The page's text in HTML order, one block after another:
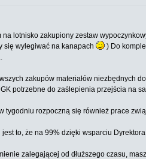
lotnisko zakupiony zestaw
się wylegiwać na kanapach
) Do
zakupów materiałów niezbędnych
potrzebne do zaślepienia przejścia na
tygodniu rozpoczną się również prace
to, że na 99% dzięki wsparciu
zalegającej od dłuższego czasu,